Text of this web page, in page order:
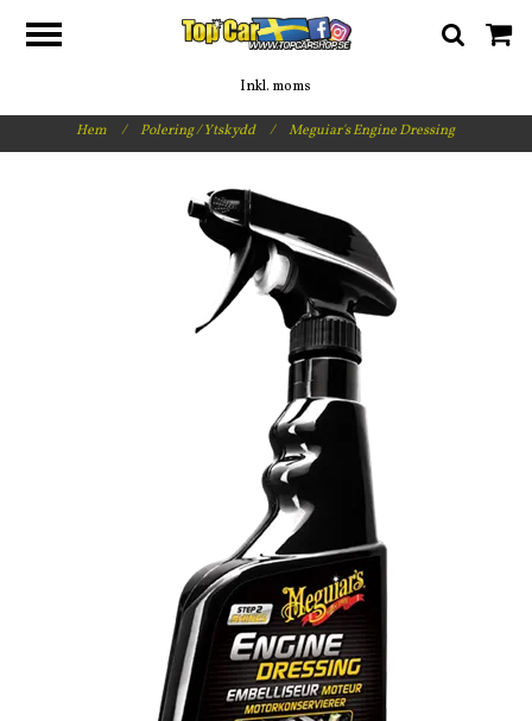
Inkl. moms
Hem / Polering / Ytskydd / Meguiar's Engine Dressing